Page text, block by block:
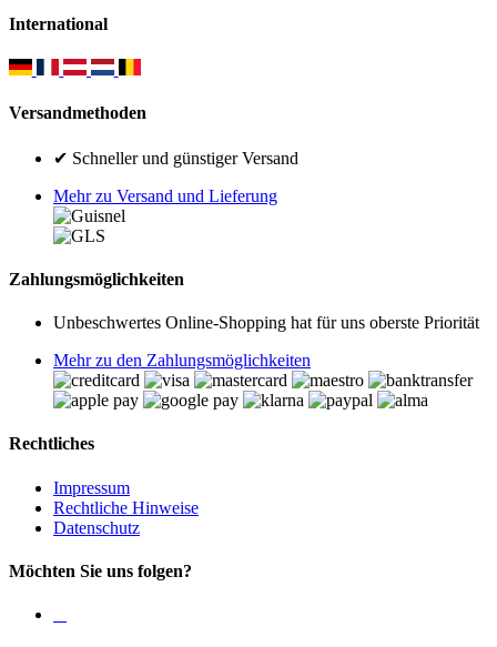
International
Versandmethoden
✔ Schneller und günstiger Versand
Mehr zu Versand und Lieferung
Zahlungsmöglichkeiten
Unbeschwertes Online-Shopping hat für uns oberste Priorität
Mehr zu den Zahlungsmöglichkeiten
Rechtliches
Impressum
Rechtliche Hinweise
Datenschutz
Möchten Sie uns folgen?